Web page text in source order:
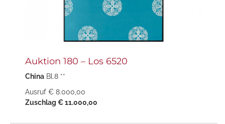
Auktion 180 – Los 6520
China Bl.8 **
Ausruf € 8.000,00
Zuschlag € 11.000,00